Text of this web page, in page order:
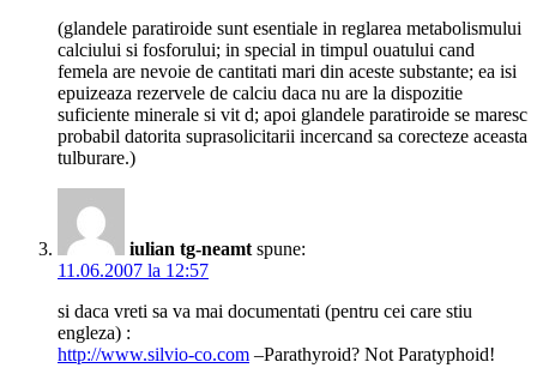
(glandele paratiroide sunt esentiale in reglarea metabolismului
calciului si fosforului; in special in timpul ouatului cand
femela are nevoie de cantitati mari din aceste substante; ea isi
epuizeaza rezervele de calciu daca nu are la dispozitie
suficiente minerale si vit d; apoi glandele paratiroide se maresc
probabil datorita suprasolicitarii incercand sa corecteze aceasta
tulburare.)
iulian tg-neamt spune:
11.06.2007 la 12:57
si daca vreti sa va mai documentati (pentru cei care stiu
engleza) :
http://www.silvio-co.com –Parathyroid? Not Paratyphoid!